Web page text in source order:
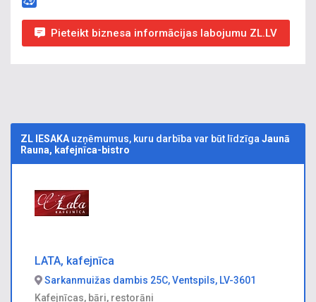
Pieteikt biznesa informācijas labojumu ZL.LV
ZL IESAKA uzņēmumus, kuru darbība var būt līdzīga Jaunā
Rauna, kafejnīca-bistro
LATA, kafejnīca
Sarkanmuižas dambis 25C, Ventspils, LV-3601
Kafejnīcas, bāri, restorāni